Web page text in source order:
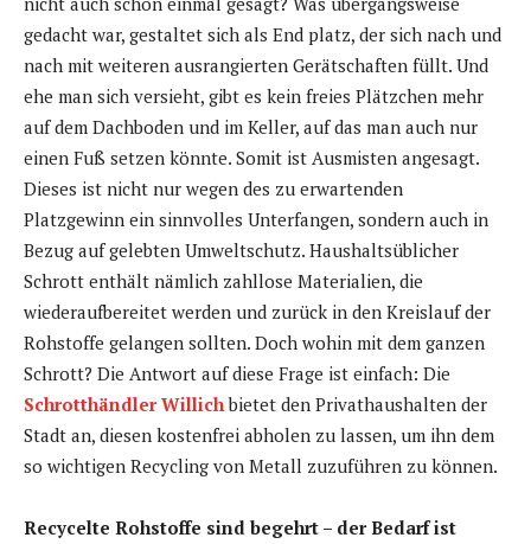
gedacht war, gestaltet sich als End platz, der sich nach und
nach mit weiteren ausrangierten Gerätschaften füllt. Und
ehe man sich versieht, gibt es kein freies Plätzchen mehr
auf dem Dachboden und im Keller, auf das man auch nur
einen Fuß setzen könnte. Somit ist Ausmisten angesagt.
Dieses ist nicht nur wegen des zu erwartenden
Platzgewinn ein sinnvolles Unterfangen, sondern auch in
Bezug auf gelebten Umweltschutz. Haushaltsüblicher
Schrott enthält nämlich zahllose Materialien, die
wiederaufbereitet werden und zurück in den Kreislauf der
Rohstoffe gelangen sollten. Doch wohin mit dem ganzen
Schrott? Die Antwort auf diese Frage ist einfach: Die
Schrotthändler Willich bietet den Privathaushalten der
Stadt an, diesen kostenfrei abholen zu lassen, um ihn dem
so wichtigen Recycling von Metall zuzuführen zu können.
Recycelte Rohstoffe sind begehrt – der Bedarf ist